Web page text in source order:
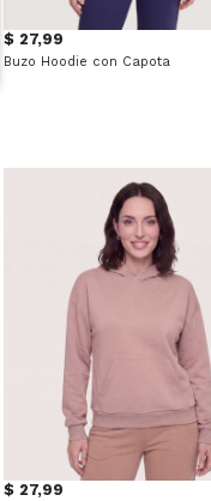
$ 27,99
Buzo Hoodie con Capota
$ 27,99